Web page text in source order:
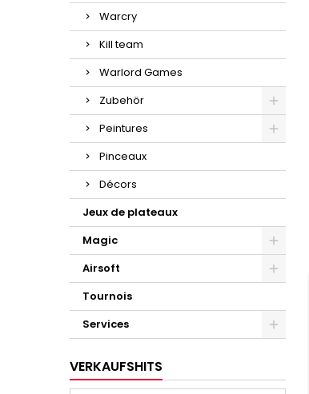
Warcry
Kill team
Warlord Games
Zubehör
Peintures
Pinceaux
Décors
Jeux de plateaux
Magic
Airsoft
Tournois
Services
VERKAUFSHITS